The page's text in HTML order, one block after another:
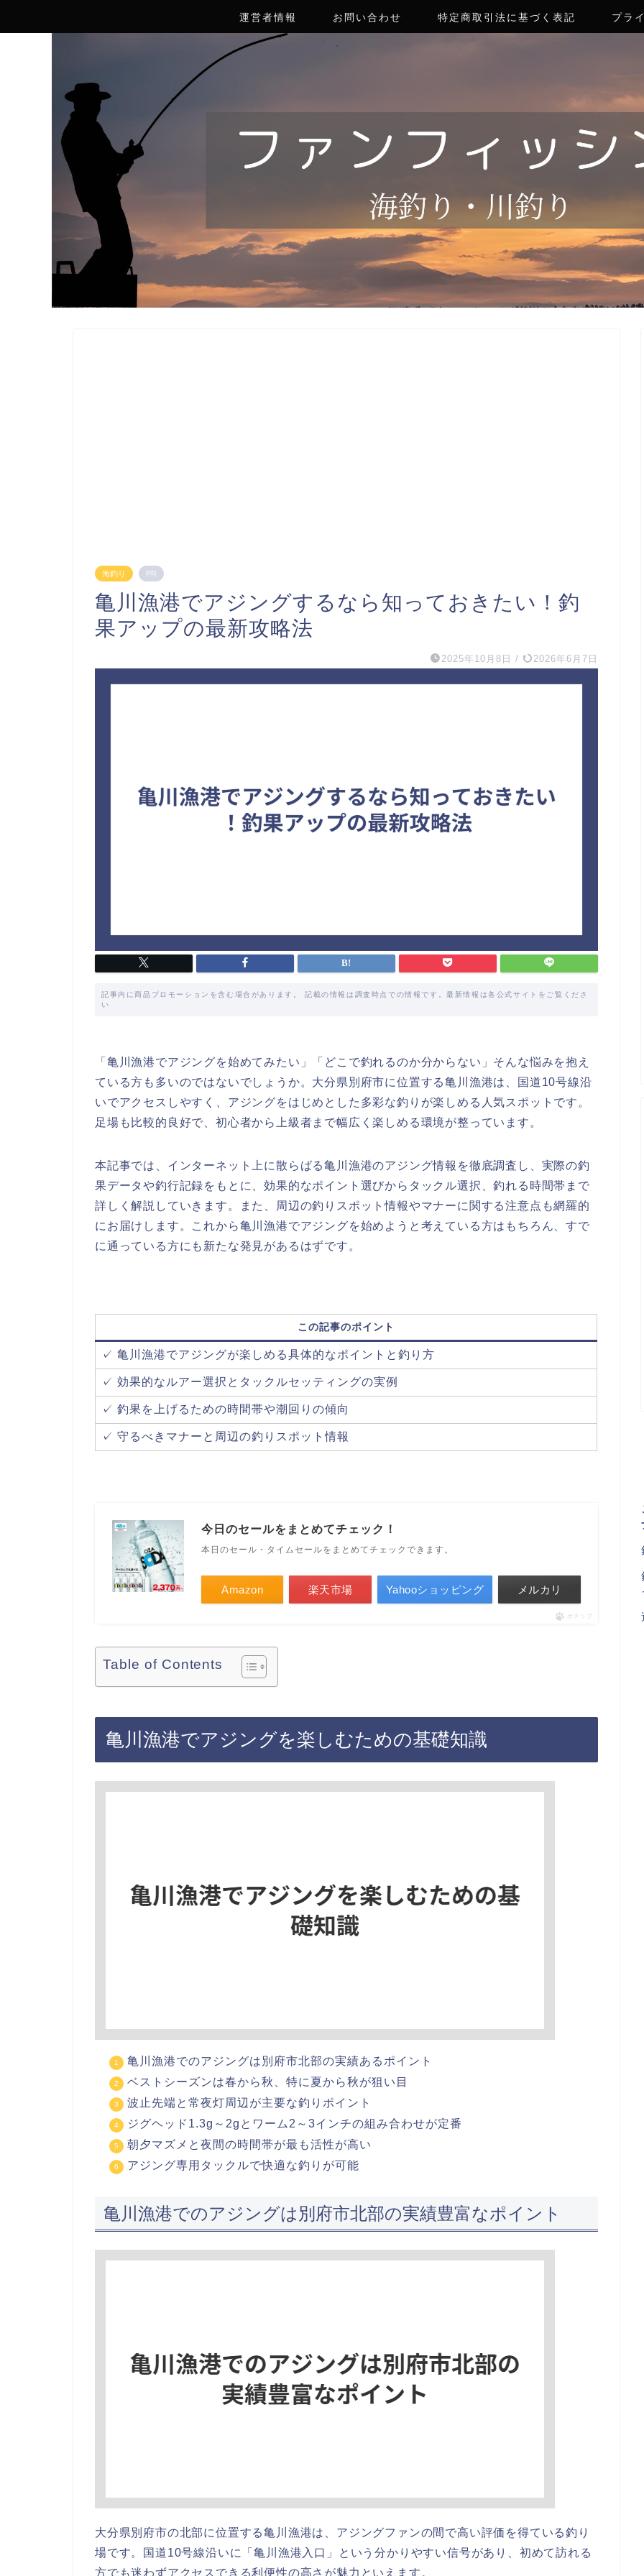
運営者情報 お問い合わせ 特定商取引法に基づく表記 プラ
海釣り PR
亀川漁港でアジングするなら知っておきたい！釣
果アップの最新攻略法
2025年10月8日 / 2026年6月7日
記事内に商品プロモーションを含む場合があります。 記載の情報は調査時点での情報です。最新情報は各公式サイトをご覧くださ
い
「亀川漁港でアジングを始めてみたい」「どこで釣れるのか分からない」そんな悩みを抱え
ている方も多いのではないでしょうか。大分県別府市に位置する亀川漁港は、国道10号線沿
いでアクセスしやすく、アジングをはじめとした多彩な釣りが楽しめる人気スポットです。
足場も比較的良好で、初心者から上級者まで幅広く楽しめる環境が整っています。
本記事では、インターネット上に散らばる亀川漁港のアジング情報を徹底調査し、実際の釣
果データや釣行記録をもとに、効果的なポイント選びからタックル選択、釣れる時間帯まで
詳しく解説していきます。また、周辺の釣りスポット情報やマナーに関する注意点も網羅的
にお届けします。これから亀川漁港でアジングを始めようと考えている方はもちろん、すで
に通っている方にも新たな発見があるはずです。
この記事のポイント
✓ 亀川漁港でアジングが楽しめる具体的なポイントと釣り方
✓ 効果的なルアー選択とタックルセッティングの実例
✓ 釣果を上げるための時間帯や潮回りの傾向
✓ 守るべきマナーと周辺の釣りスポット情報
今日のセールをまとめてチェック！
本日のセール・タイムセールをまとめてチェックできます。
Amazon 楽天市場 Yahooショッピング メルカリ
ポチップ
Table of Contents
亀川漁港でアジングを楽しむための基礎知識
亀川漁港でのアジングは別府市北部の実績あるポイント
ベストシーズンは春から秋、特に夏から秋が狙い目
波止先端と常夜灯周辺が主要な釣りポイント
ジグヘッド1.3g～2gとワーム2～3インチの組み合わせが定番
朝夕マズメと夜間の時間帯が最も活性が高い
アジング専用タックルで快適な釣りが可能
亀川漁港でのアジングは別府市北部の実績豊富なポイント
大分県別府市の北部に位置する亀川漁港は、アジングファンの間で高い評価を得ている釣り
場です。国道10号線沿いに「亀川漁港入口」という分かりやすい信号があり、初めて訪れる
方でも迷わずアクセスできる利便性の高さが魅力といえます。